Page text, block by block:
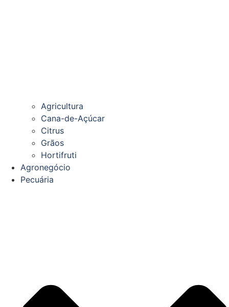
Agricultura
Cana-de-Açúcar
Citrus
Grãos
Hortifruti
Agronegócio
Pecuária